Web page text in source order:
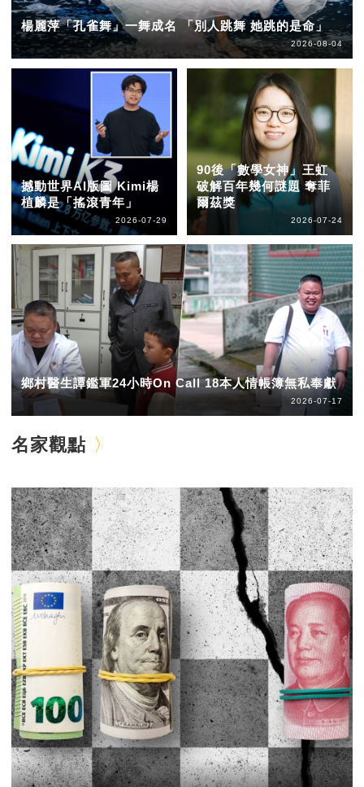
楊麗萍「孔雀舞」一舞成名 「別人跳舞 她跳的是命」
2026-08-04
撼動世界AI版圖 Kimi楊
植麟是「搖滾青年」
2026-07-29
90後「數學女神」王虹
破解百年幾何謎題 奪菲
爾茲獎
2026-07-24
鄉村醫生譚鑑軍24小時On Call 18本人情帳簿無私奉獻
2026-07-17
名家觀點